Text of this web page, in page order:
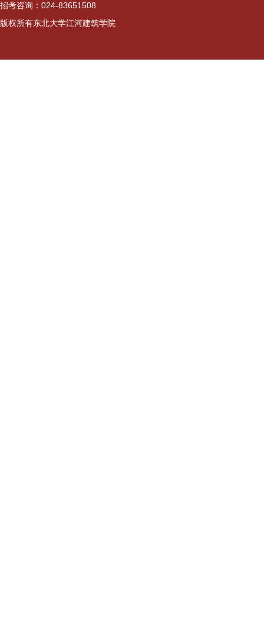
招考咨询：024-83651508
版权所有东北大学江河建筑学院